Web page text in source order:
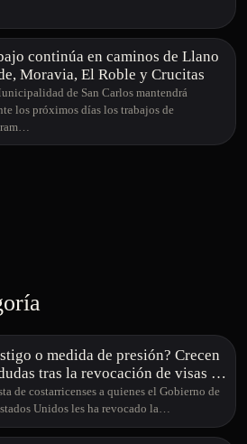
continúa en caminos de Llano
Moravia, El Roble y Crucitas
de San Carlos mantendrá
los próximos días los trabajos de
o medida de presión? Crecen
tras la revocación de visas a
públicas de Costa Rica
de costarricenses a quienes el Gobierno de
Unidos les ha revocado la…